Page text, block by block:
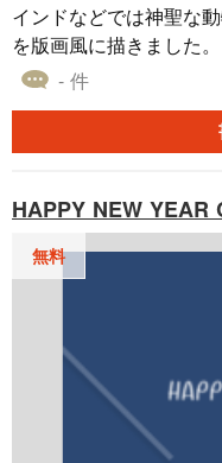
インドなどでは神聖な
を版画風に描きました
です。 画像形式はjpg
- 件
HAPPY NEW YEAR
無料